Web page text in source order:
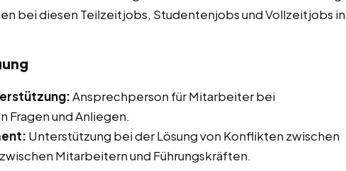
bei diesen Teilzeitjobs, Studentenjobs und Vollzeitjobs in
Ansprechperson für Mitarbeiter bei
Fragen und Anliegen.
Unterstützung bei der Lösung von Konflikten zwischen
Mitarbeitern und Führungskräften.